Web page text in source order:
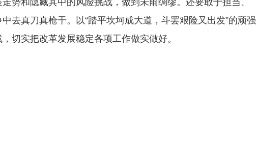
去真刀真枪干。以“踏平坎坷成大道，斗罢艰险又出发”的顽强
切实把改革发展稳定各项工作做实做好。